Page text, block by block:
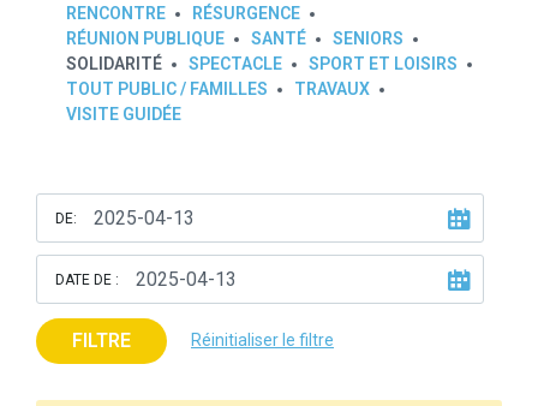
RENCONTRE
RÉSURGENCE
RÉUNION PUBLIQUE
SANTÉ
SENIORS
SOLIDARITÉ
SPECTACLE
SPORT ET LOISIRS
TOUT PUBLIC / FAMILLES
TRAVAUX
VISITE GUIDÉE
DE:
DATE DE :
FILTRE Réinitialiser le filtre